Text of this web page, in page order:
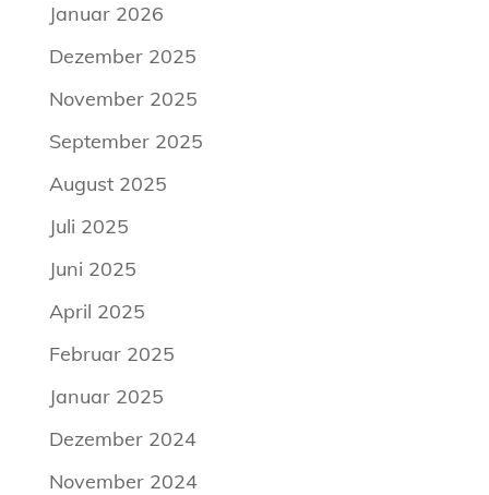
Januar 2026
Dezember 2025
November 2025
September 2025
August 2025
Juli 2025
Juni 2025
April 2025
Februar 2025
Januar 2025
Dezember 2024
November 2024